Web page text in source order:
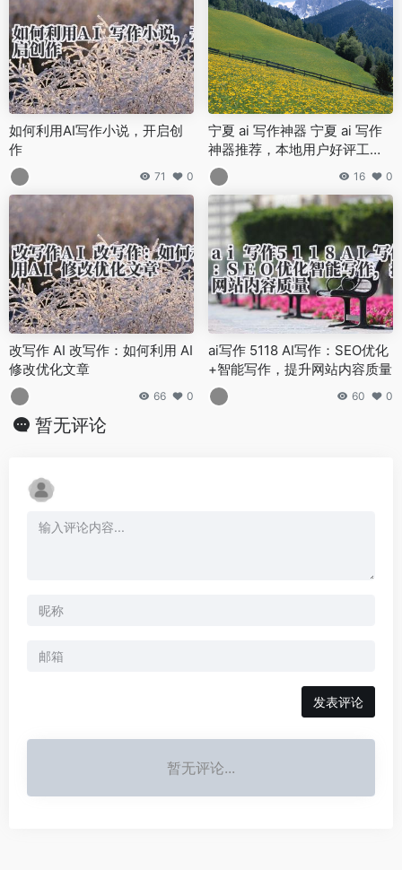
如何利用AI写作小说，开启创
作
71 0
宁夏 ai 写作神器 宁夏 ai 写作
神器推荐，本地用户好评工具
盘点
16 0
改写作 AI 改写作：如何利用 AI
修改优化文章
66 0
ai写作 5118 AI写作：SEO优化
+智能写作，提升网站内容质量
60 0
暂无评论
发表评论
暂无评论...